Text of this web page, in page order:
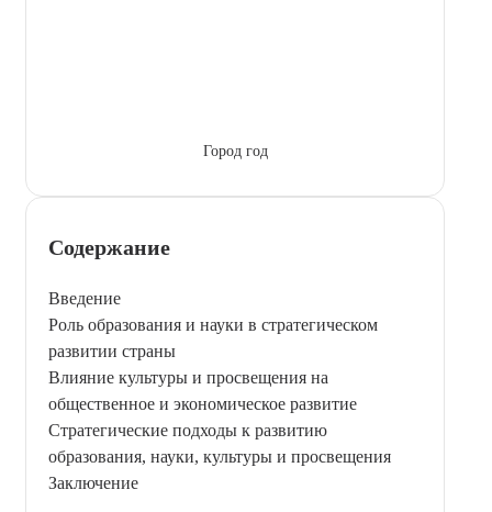
Город год
Содержание
Введение
Роль образования и науки в стратегическом
развитии страны
Влияние культуры и просвещения на
общественное и экономическое развитие
Стратегические подходы к развитию
образования, науки, культуры и просвещения
Заключение